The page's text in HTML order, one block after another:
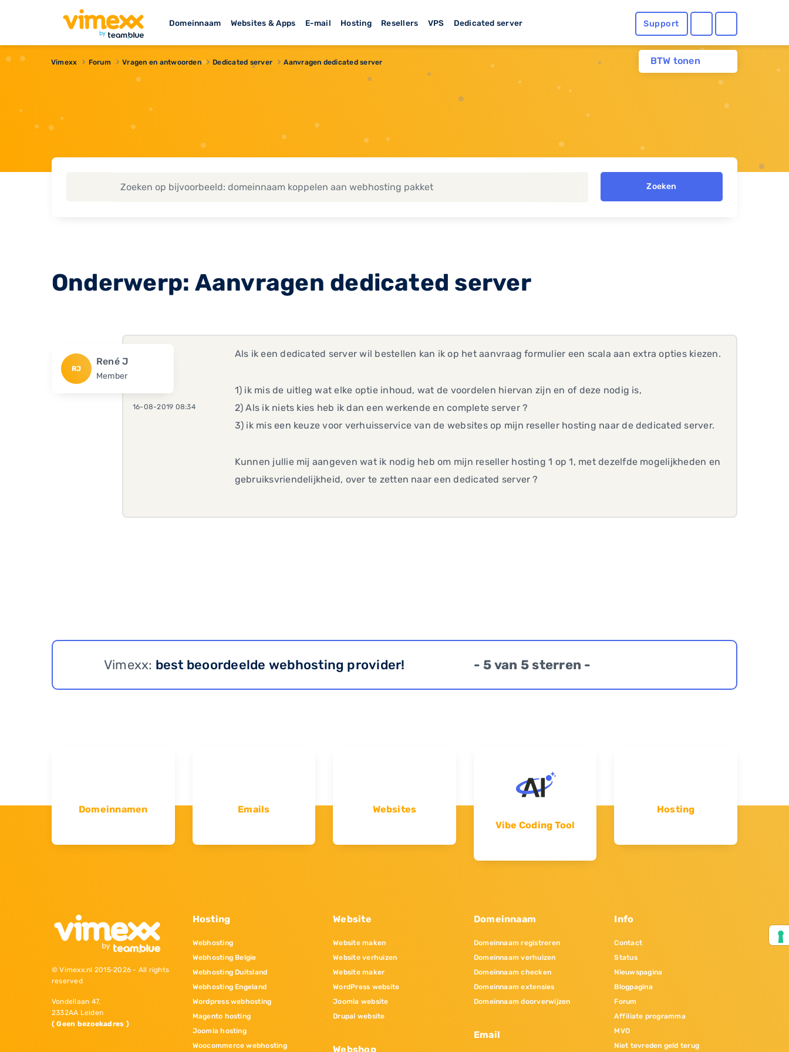
Domeinnaam Websites & Apps E-mail Hosting Resellers VPS Dedicated server Support
BTW tonen
Vimexx Forum Vragen en antwoorden Dedicated server Aanvragen dedicated server
Zoeken
Onderwerp: Aanvragen dedicated server
RJ
René J
Member
16-08-2019 08:34
Als ik een dedicated server wil bestellen kan ik op het aanvraag formulier een scala aan extra opties kiezen.
1) ik mis de uitleg wat elke optie inhoud, wat de voordelen hiervan zijn en of deze nodig is,
2) Als ik niets kies heb ik dan een werkende en complete server ?
3) ik mis een keuze voor verhuisservice van de websites op mijn reseller hosting naar de dedicated server.
Kunnen jullie mij aangeven wat ik nodig heb om mijn reseller hosting 1 op 1, met dezelfde mogelijkheden en
gebruiksvriendelijkheid, over te zetten naar een dedicated server ?
Vimexx: best beoordeelde webhosting provider! - 5 van 5 sterren -
Domeinnamen Emails
Websites
Vibe Coding Tool
Hosting
© Vimexx.nl 2015‐2026 - All rights
reserved
Vondellaan 47,
2332AA Leiden
( Geen bezoekadres )
Hosting
Webhosting
Webhosting Belgie
Webhosting Duitsland
Webhosting Engeland
Wordpress webhosting
Magento hosting
Joomla hosting
Woocommerce webhosting
Website
Website maken
Website verhuizen
Website maker
WordPress website
Joomla website
Drupal website
Webshop
Domeinnaam
Domeinnaam registreren
Domeinnaam verhuizen
Domeinnaam checken
Domeinnaam extensies
Domeinnaam doorverwijzen
Email
Info
Contact
Status
Nieuwspagina
Blogpagina
Forum
Affiliate programma
MVO
Niet tevreden geld terug